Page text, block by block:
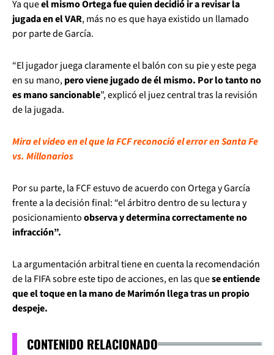
Ya queel mismo Ortega fue quien decidió ir a revisar la
jugada en el VAR, más no es que haya existido un llamado
por parte de García.
“El jugador juega claramente el balón con su pie y este pega
en su mano,pero viene jugado de él mismo. Por lo tanto no
es mano sancionable”, explicó el juez central tras la revisión
de la jugada.
Mira el video en el que la FCF reconoció el error en Santa Fe
vs. Millonarios
Por su parte, la FCF estuvo de acuerdo con Ortega y García
frente a la decisión final: “el árbitro dentro de su lectura y
posicionamientoobserva y determina correctamente no
infracción”.
La argumentación arbitral tiene en cuenta la recomendación
de la FIFA sobre este tipo de acciones, en las quese entiende
que el toque en la mano de Marimón llega tras un propio
despeje.
CONTENIDO RELACIONADO